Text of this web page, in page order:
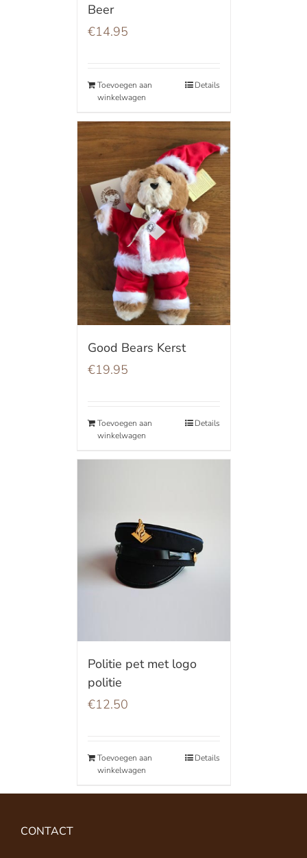
Beer
€14.95
Toevoegen aan
winkelwagen
Details
Good Bears Kerst
€19.95
Toevoegen aan
winkelwagen
Details
Politie pet met logo
politie
€12.50
Toevoegen aan
winkelwagen
Details
CONTACT